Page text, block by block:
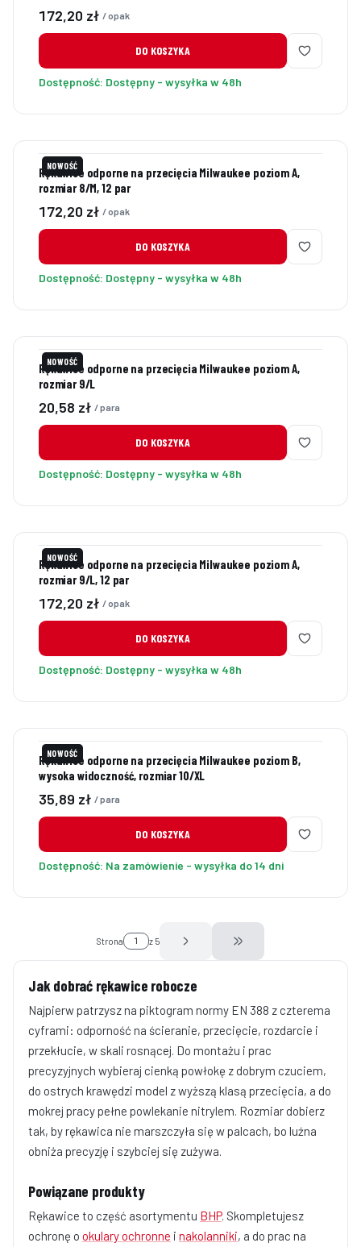
Cena
172,20 zł / opak
DO KOSZYKA
Dostępność: Dostępny - wysyłka w 48h
NOWOŚĆ
Rękawice odporne na przecięcia Milwaukee poziom A,
rozmiar 8/M, 12 par
Cena
172,20 zł / opak
DO KOSZYKA
Dostępność: Dostępny - wysyłka w 48h
NOWOŚĆ
Rękawice odporne na przecięcia Milwaukee poziom A,
rozmiar 9/L
Cena
20,58 zł / para
DO KOSZYKA
Dostępność: Dostępny - wysyłka w 48h
NOWOŚĆ
Rękawice odporne na przecięcia Milwaukee poziom A,
rozmiar 9/L, 12 par
Cena
172,20 zł / opak
DO KOSZYKA
Dostępność: Dostępny - wysyłka w 48h
NOWOŚĆ
Rękawice odporne na przecięcia Milwaukee poziom B,
wysoka widoczność, rozmiar 10/XL
Cena
35,89 zł / para
DO KOSZYKA
Dostępność: Na zamówienie - wysyłka do 14 dni
Strona z 5 Przejdź do ostatniej
Jak dobrać rękawice robocze
Najpierw patrzysz na piktogram normy EN 388 z czterema
cyframi: odporność na ścieranie, przecięcie, rozdarcie i
przekłucie, w skali rosnącej. Do montażu i prac
precyzyjnych wybieraj cienką powłokę z dobrym czuciem,
do ostrych krawędzi model z wyższą klasą przecięcia, a do
mokrej pracy pełne powlekanie nitrylem. Rozmiar dobierz
tak, by rękawica nie marszczyła się w palcach, bo luźna
obniża precyzję i szybciej się zużywa.
Powiązane produkty
Rękawice to część asortymentu BHP. Skompletujesz
ochronę o okulary ochronne i nakolanniki, a do prac na